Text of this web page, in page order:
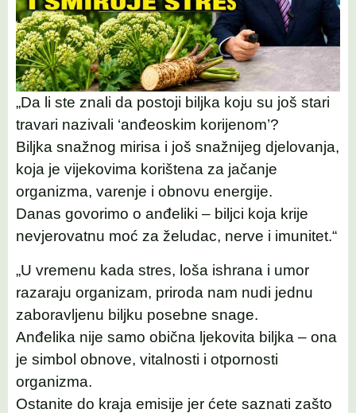
„Da li ste znali da postoji biljka koju su još stari
travari nazivali ‘anđeoskim korijenom’?
Biljka snažnog mirisa i još snažnijeg djelovanja,
koja je vijekovima korištena za jačanje
organizma, varenje i obnovu energije.
Danas govorimo o anđeliki – biljci koja krije
nevjerovatnu moć za želudac, nerve i imunitet.“
„U vremenu kada stres, loša ishrana i umor
razaraju organizam, priroda nam nudi jednu
zaboravljenu biljku posebne snage.
Anđelika nije samo obična ljekovita biljka – ona
je simbol obnove, vitalnosti i otpornosti
organizma.
Ostanite do kraja emisije jer ćete saznati zašto